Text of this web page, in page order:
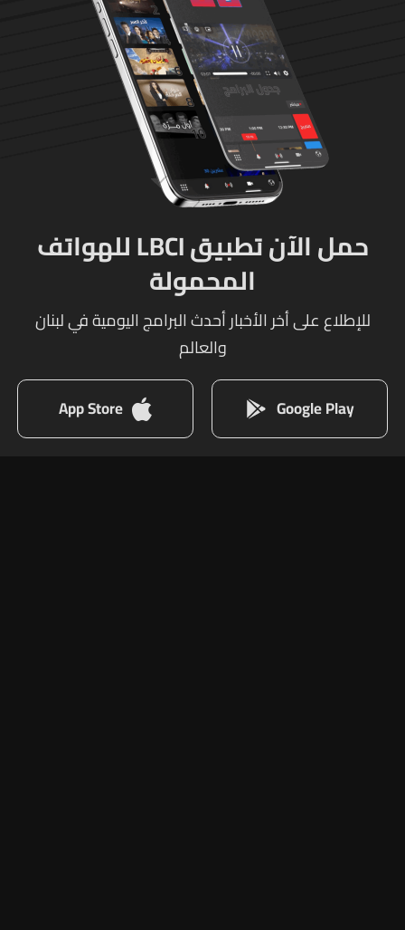
حمل الآن تطبيق LBCI للهواتف
المحمولة
للإطلاع على أخر الأخبار أحدث البرامج اليومية في لبنان
والعالم
Google Play
App Store